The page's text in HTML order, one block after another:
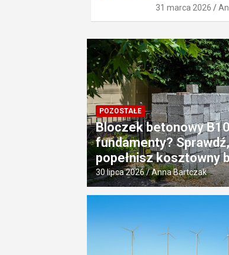
31 marca 2026
POZOSTAŁE
Bloczek betonowy
fundamenty?
popełnisz kosztowny
30 lipca 2026 Anna Bartczak